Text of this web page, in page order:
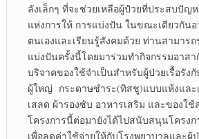
ลังเล็กๆ ที่จะช่วยเหลือผู้ปํวยที่ประสบปัญ
แห่งการให้ การแบ่งปัน ในขณะเดียวกัน
ตนเองและเรียนรู้สังคมด้วย ท่านสามาร
แบ่งปันครั้งนี้โดยมาร่วมทำกิจกรรมอาสา
บริจาคของใช้จำเป็นสำหรับผู้ป่วยเรื้อรังกั
ผู้ใหญ่ กระดาษชำระ(ทิสชู)แบบแห้งและ
เสลด ผ้ารองซับ อาหารเสริม และของใ
โครงการนี้ต่อมายังได้ไปสนับสนุนโครงก
เพื่อลดค่าใช้จ่ายให้กับโรงพยาบาลและผู้